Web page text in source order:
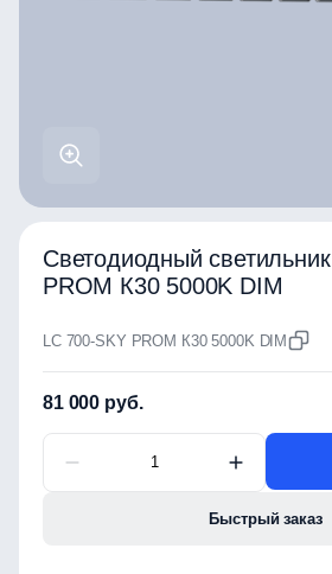
Светодиодный
PROM К30 5000K DIM
LC 700-SKY PROM К30 5000K DIM
81 000 руб.
Быстрый заказ